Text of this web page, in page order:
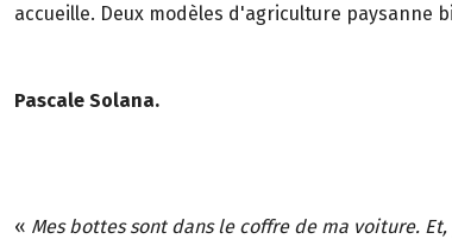
accueille. Deux modèles d'agriculture paysanne
Pascale Solana.
« Mes bottes sont dans le coffre de ma voiture.